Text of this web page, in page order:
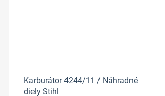
Karburátor 4244/11 / Náhradné
diely Stihl